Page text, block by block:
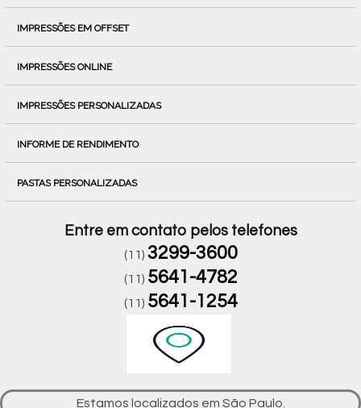
IMPRESSÕES EM OFFSET
IMPRESSÕES ONLINE
IMPRESSÕES PERSONALIZADAS
INFORME DE RENDIMENTO
PASTAS PERSONALIZADAS
Entre em contato pelos telefones
(11) 3299-3600
(11) 5641-4782
(11) 5641-1254
Estamos localizados em São Paulo.